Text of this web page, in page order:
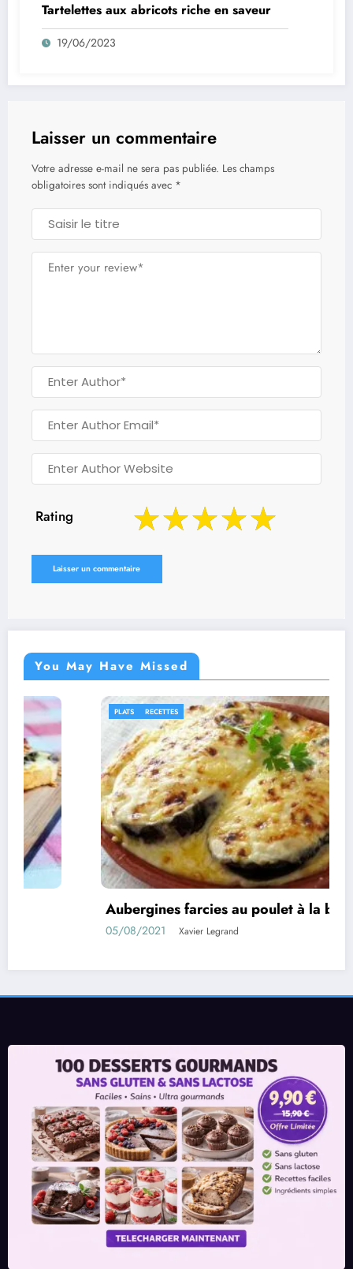
Tartelettes aux abricots riche en saveur
19/06/2023
Laisser un commentaire
Votre adresse e-mail ne sera pas publiée. Les champs
obligatoires sont indiqués avec *
Rating
You May Have Missed
farcies au poulet à la béchamel
IDÉES